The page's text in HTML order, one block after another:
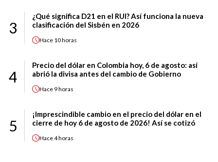
3
¿Qué significa D21 en el RUI? Así funciona la nueva
clasificación del Sisbén en 2026
Hace 10 horas
4
Precio del dólar en Colombia hoy, 6 de agosto: así
abrió la divisa antes del cambio de Gobierno
Hace 9 horas
5
¡Imprescindible cambio en el precio del dólar en el
cierre de hoy 6 de agosto de 2026! Así se cotizó
Hace4 horas